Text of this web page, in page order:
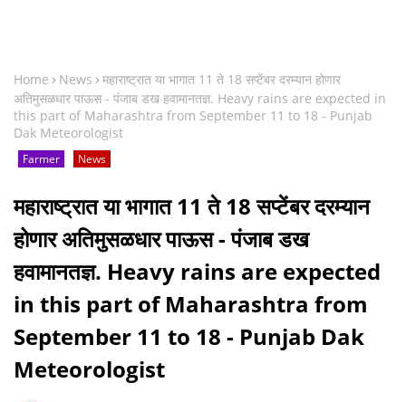
Home News
महाराष्ट्रात या भागात 11 ते 18 सप्टेंबर दरम्यान होणार
अतिमुसळधार पाऊस - पंजाब डख हवामानतज्ञ. Heavy rains are expected in
this part of Maharashtra from September 11 to 18 - Punjab
Dak Meteorologist
Farmer News
महाराष्ट्रात या भागात 11 ते 18 सप्टेंबर दरम्यान
होणार अतिमुसळधार पाऊस - पंजाब डख
हवामानतज्ञ. Heavy rains are expected
in this part of Maharashtra from
September 11 to 18 - Punjab Dak
Meteorologist